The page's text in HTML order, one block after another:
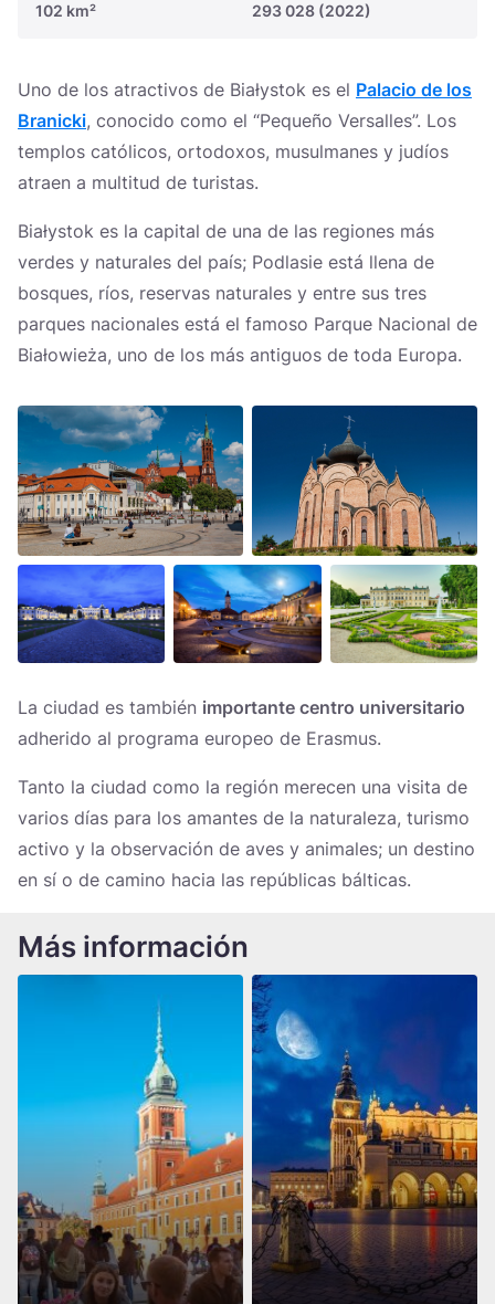
102 km² 293 028 (2022)
Uno de los atractivos de Białystok es el Palacio de los
Branicki, conocido como el “Pequeño Versalles”. Los
templos católicos, ortodoxos, musulmanes y judíos
atraen a multitud de turistas.
Białystok es la capital de una de las regiones más
verdes y naturales del país; Podlasie está llena de
bosques, ríos, reservas naturales y entre sus tres
parques nacionales está el famoso Parque Nacional de
Białowieża, uno de los más antiguos de toda Europa.
La ciudad es también importante centro universitario
adherido al programa europeo de Erasmus.
Tanto la ciudad como la región merecen una visita de
varios días para los amantes de la naturaleza, turismo
activo y la observación de aves y animales; un destino
en sí o de camino hacia las repúblicas bálticas.
Más información